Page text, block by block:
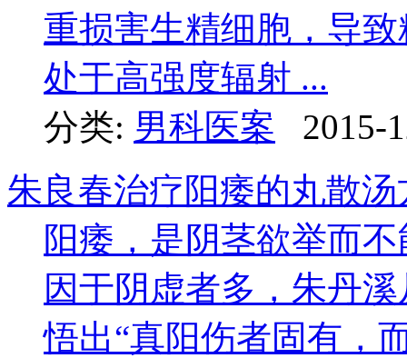
重损害生精细胞，导
处于高强度辐射 ...
分类: 男科医案
2015-
朱良春治疗阳痿的丸散
阳痿，是阴茎欲举而
因于阴虚者多，朱丹
悟出“真阳伤者固有，